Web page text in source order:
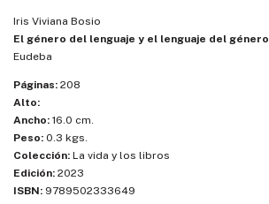
Iris Viviana Bosio
El género del lenguaje y el lenguaje del género
Eudeba
Páginas: 208
Alto:
Ancho: 16.0 cm.
Peso: 0.3 kgs.
Colección: La vida y los libros
Edición: 2023
ISBN: 9789502333649